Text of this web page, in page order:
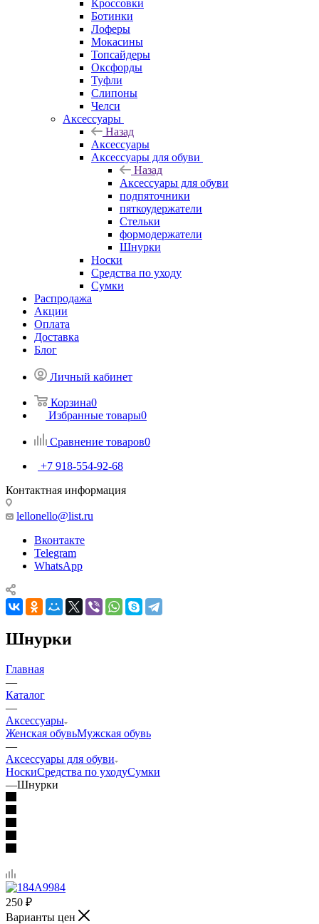
Кроссовки
Ботинки
Лоферы
Мокасины
Топсайдеры
Оксфорды
Туфли
Слипоны
Челси
Аксессуары
Назад
Аксессуары
Аксессуары для обуви
Назад
Аксессуары для обуви
подпяточники
пяткоудержатели
Стельки
формодержатели
Шнурки
Носки
Средства по уходу
Сумки
Распродажа
Акции
Оплата
Доставка
Блог
Личный кабинет
Корзина0
Избранные товары0
Сравнение товаров0
+7 918-554-92-68
Контактная информация
lellonello@list.ru
Вконтакте
Telegram
WhatsApp
Шнурки
Главная
—
Каталог
—
Аксессуары
Женская обувьМужская обувь
—
Аксессуары для обуви
НоскиСредства по уходуСумки
—Шнурки
250 ₽
Варианты цен